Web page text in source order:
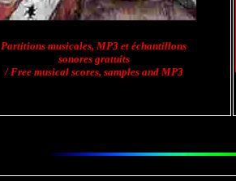
Partitions musicales, MP3 et échantillons
sonores gratuits
/ Free musical scores, samples and MP3